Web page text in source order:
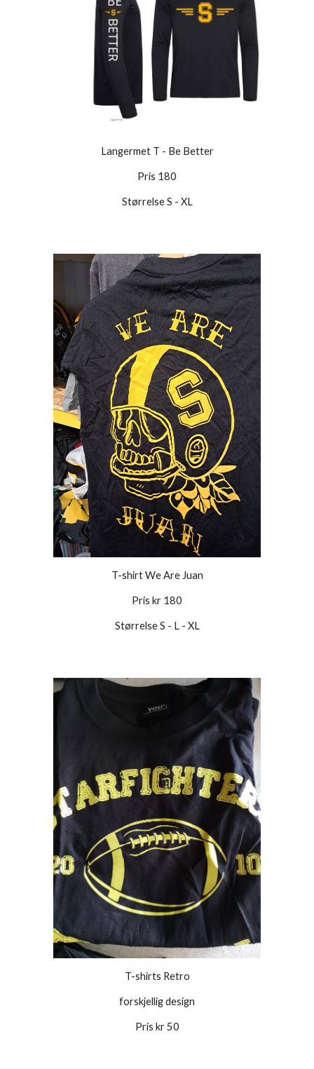
Langermet T - Be Better
Pris 180
Størrelse S - XL
T-shirt We Are Juan
Pris kr 180
Størrelse S - L - XL
T-shirts Retro
forskjellig design
Pris kr 50